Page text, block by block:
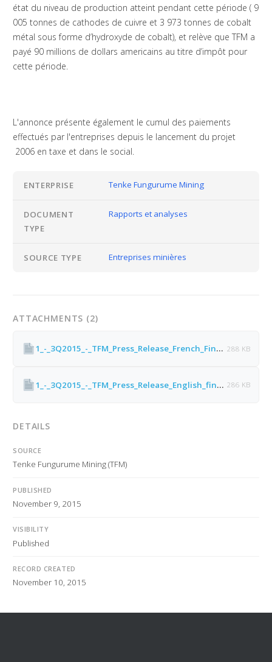
état du niveau de production atteint pendant cette période ( 9
005 tonnes de cathodes de cuivre et 3 973 tonnes de cobalt
métal sous forme d’hydroxyde de cobalt), et relève que TFM a
payé 90 millions de dollars americains au titre d’impôt pour
cette période.
L'annonce présente également le cumul des paiements
effectués par l'entreprises depuis le lancement du projet
2006 en taxe et dans le social.
ENTERPRISE Tenke Fungurume Mining
DOCUMENT
TYPE
Rapports et analyses
SOURCE TYPE Entreprises minières
ATTACHMENTS (2)
1_-_3Q2015_-_TFM_Press_Release_French_Final_.pdf 288 KB
1_-_3Q2015_-_TFM_Press_Release_English_final.pdf 286 KB
DETAILS
SOURCE
Tenke Fungurume Mining (TFM)
PUBLISHED
November 9, 2015
VISIBILITY
Published
RECORD CREATED
November 10, 2015